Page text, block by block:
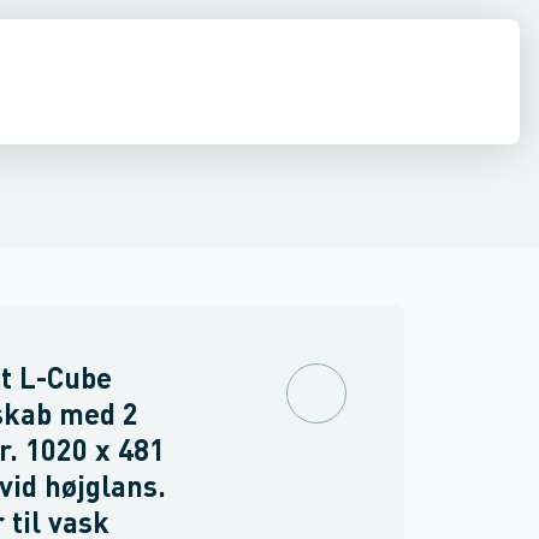
L-Cube
med 2
1020 x 481
højglans.
til vask